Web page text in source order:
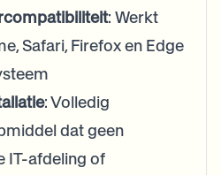
: Werkt
Safari, Firefox en Edge
: Volledig
dat geen
IT-afdeling of